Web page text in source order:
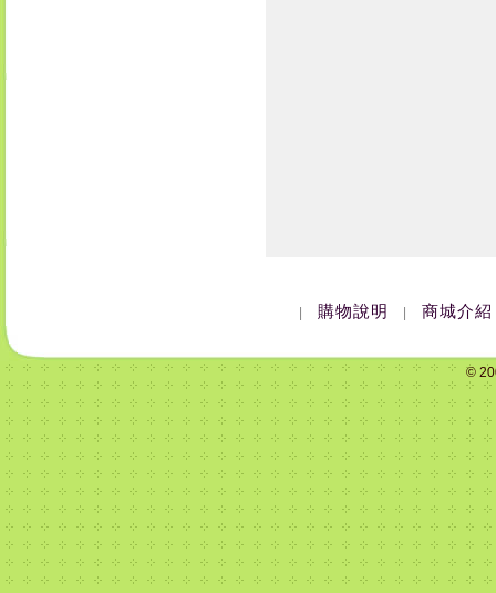
購物說明 商城介紹
©